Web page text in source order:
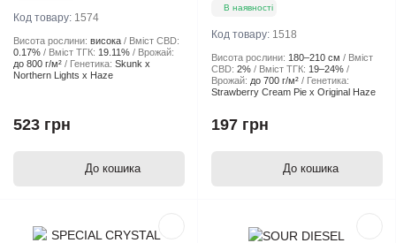
Код товару: 1574
Висота рослини: висока
Вміст CBD:
0.17%
Вміст ТГК: 19.11%
Врожай:
до 800 г/м²
Генетика: Skunk x
Northern Lights x Haze
523 грн
До кошика
В наявності
Код товару: 1518
Висота рослини: 180–210 см
Вміст
CBD: 2% Вміст ТГК: 19–24%
Врожай: до 700 г/м²
Генетика:
Strawberry Cream Pie x Original Haze
197 грн
До кошика